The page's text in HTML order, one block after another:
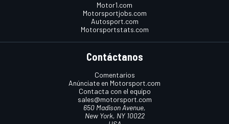
Motor1.com
Motorsportjobs.com
Autosport.com
Motorsportstats.com
Contáctanos
Comentarios
Anúnciate en Motorsport.com
Contacta con el equipo
sales@motorsport.com
650 Madison Avenue,
New York, NY 10022